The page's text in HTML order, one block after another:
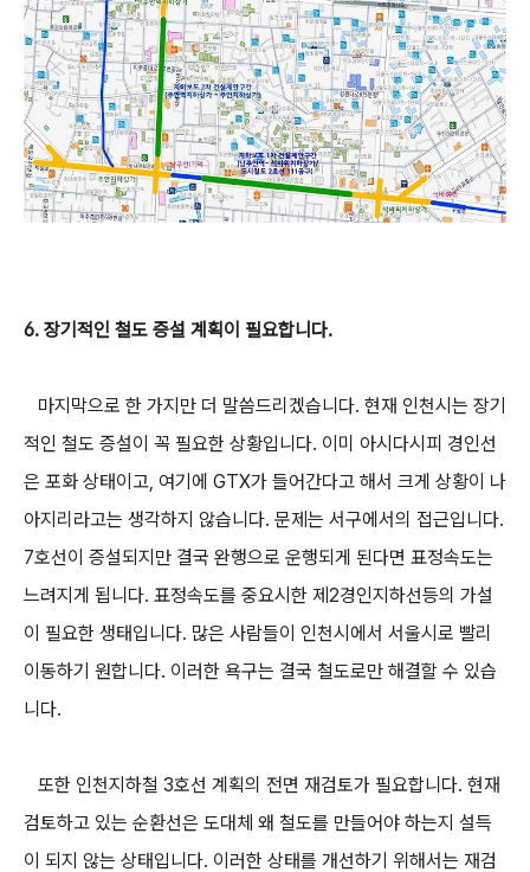
6. 장기적인 철도 증설 계획이 필요합니다.
마지막으로 한 가지만 더 말씀드리겠습니다. 현재 인천시는 장기
적인 철도 증설이 꼭 필요한 상황입니다. 이미 아시다시피 경인선
은 포화 상태이고, 여기에 GTX가 들어간다고 해서 크게 상황이 나
아지리라고는 생각하지 않습니다. 문제는 서구에서의 접근입니다.
7호선이 증설되지만 결국 완행으로 운행되게 된다면 표정속도는
느려지게 됩니다. 표정속도를 중요시한 제2경인지하선등의 가설
이 필요한 생태입니다. 많은 사람들이 인천시에서 서울시로 빨리
이동하기 원합니다. 이러한 욕구는 결국 철도로만 해결할 수 있습
니다.
또한 인천지하철 3호선 계획의 전면 재검토가 필요합니다. 현재
검토하고 있는 순환선은 도대체 왜 철도를 만들어야 하는지 설득
이 되지 않는 상태입니다. 이러한 상태를 개선하기 위해서는 재검